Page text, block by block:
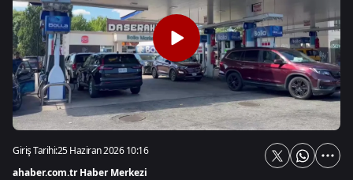
Giriş Tarihi:25 Haziran 2026 10:16
ahaber.com.tr Haber Merkezi